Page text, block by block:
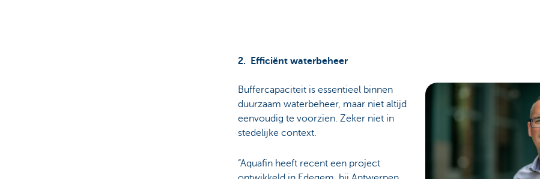
2. Efficiënt waterbeheer
Buffercapaciteit is essentieel binnen
duurzaam waterbeheer, maar niet altijd
eenvoudig te voorzien. Zeker niet in
stedelijke context.
“Aquafin heeft recent een project